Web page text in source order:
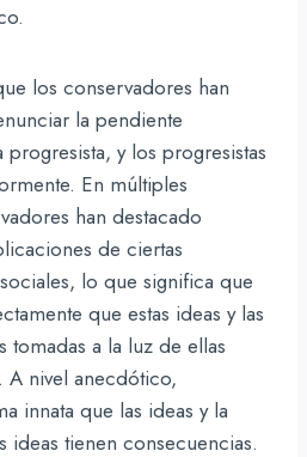
los conservadores han
la pendiente
y los progresistas
En múltiples
han destacado
de ciertas
lo que significa que
que estas ideas y las
tomadas a la luz de ellas
A nivel anecdótico,
innata que las ideas y la
ideas tienen consecuencias.